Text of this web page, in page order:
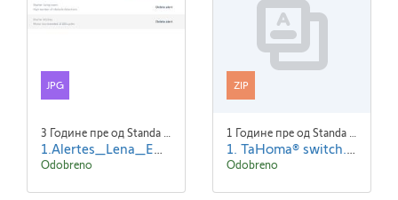
JPG
3 Године пре од Standa Blaha
1.Alertes_Lena_EN.jpg
Odobreno
ZIP
1 Године пре од Standa Blaha
1. TaHoma® switch.zip
Odobreno